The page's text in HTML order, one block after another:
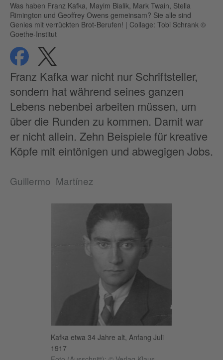
Was haben Franz Kafka, Mayim Bialik, Mark Twain, Stella
Rimington und Geoffrey Owens gemeinsam? Sie alle sind
Genies mit verrückten Brot-Berufen! | Collage: Tobi Schrank ©
Goethe-Institut
teilen teilen
Franz Kafka war nicht nur Schriftsteller,
sondern hat während seines ganzen
Lebens nebenbei arbeiten müssen, um
über die Runden zu kommen. Damit war
er nicht allein. Zehn Beispiele für kreative
Köpfe mit eintönigen und abwegigen Jobs.
Guillermo Martínez
Kafka etwa 34 Jahre alt, Anfang Juli
1917